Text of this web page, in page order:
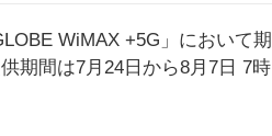
WiMAX +5G」において期
期間は7月24日から8月7日 7時